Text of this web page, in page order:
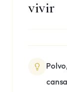
vivir